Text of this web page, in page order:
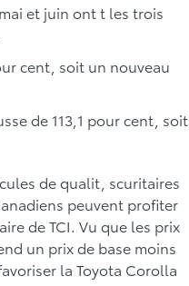
et juin ont t les trois
cent, soit un nouveau
de 113,1 pour cent, soit
de qualit, scuritaires
peuvent profiter
de TCI. Vu que les prix
un prix de base moins
la Toyota Corolla